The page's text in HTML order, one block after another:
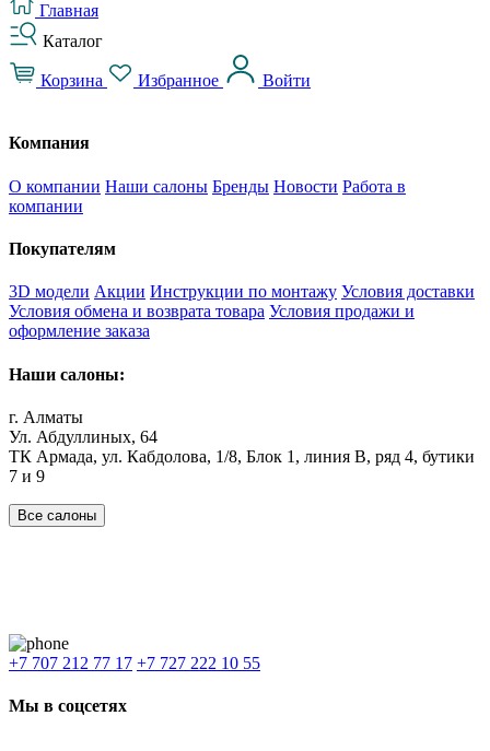
Главная
Каталог
Корзина Избранное Войти
Компания
О компании Наши салоны Бренды Новости Работа в
компании
Покупателям
3D модели Акции Инструкции по монтажу Условия доставки
Условия обмена и возврата товара Условия продажи и
оформление заказа
Наши салоны:
г. Алматы
Ул. Абдуллиных, 64
ТК Армада, ул. Кабдолова, 1/8, Блок 1, линия В, ряд 4, бутики
7 и 9
Все салоны
+7 707 212 77 17 +7 727 222 10 55
Мы в соцсетях